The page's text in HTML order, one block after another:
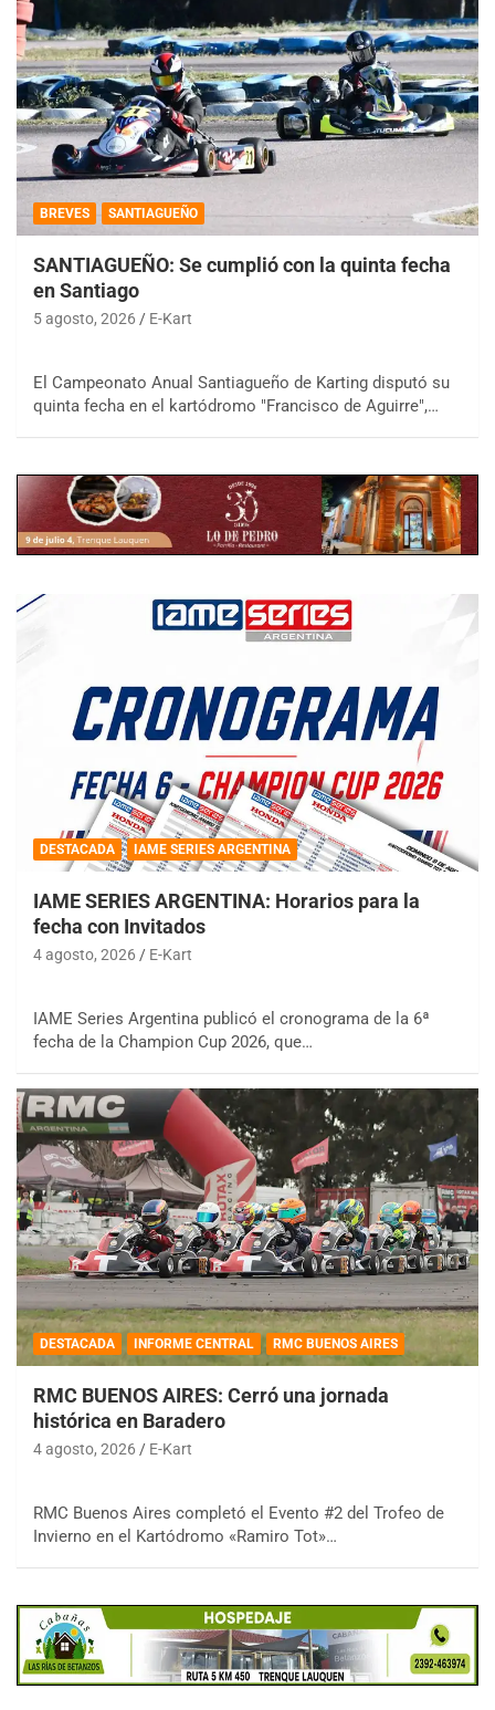
BREVES SANTIAGUEÑO
SANTIAGUEÑO: Se cumplió con la quinta fecha
en Santiago
5 agosto, 2026 E-Kart
El Campeonato Anual Santiagueño de Karting disputó su
quinta fecha en el kartódromo "Francisco de Aguirre",…
DESTACADA IAME SERIES ARGENTINA
IAME SERIES ARGENTINA: Horarios para la
fecha con Invitados
4 agosto, 2026 E-Kart
IAME Series Argentina publicó el cronograma de la 6ª
fecha de la Champion Cup 2026, que…
DESTACADA INFORME CENTRAL RMC BUENOS AIRES
RMC BUENOS AIRES: Cerró una jornada
histórica en Baradero
4 agosto, 2026 E-Kart
RMC Buenos Aires completó el Evento #2 del Trofeo de
Invierno en el Kartódromo «Ramiro Tot»…